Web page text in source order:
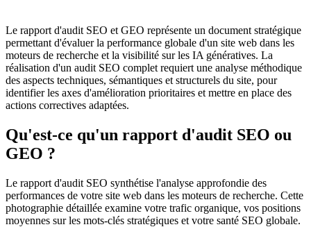
Le rapport d'audit SEO et GEO représente un document stratégique
permettant d'évaluer la performance globale d'un site web dans les
moteurs de recherche et la visibilité sur les IA génératives. La
réalisation d'un audit SEO complet requiert une analyse méthodique
des aspects techniques, sémantiques et structurels du site, pour
identifier les axes d'amélioration prioritaires et mettre en place des
actions correctives adaptées.
Qu'est-ce qu'un rapport d'audit SEO ou
GEO ?
Le rapport d'audit SEO synthétise l'analyse approfondie des
performances de votre site web dans les moteurs de recherche. Cette
photographie détaillée examine votre trafic organique, vos positions
moyennes sur les mots-clés stratégiques et votre santé SEO globale.